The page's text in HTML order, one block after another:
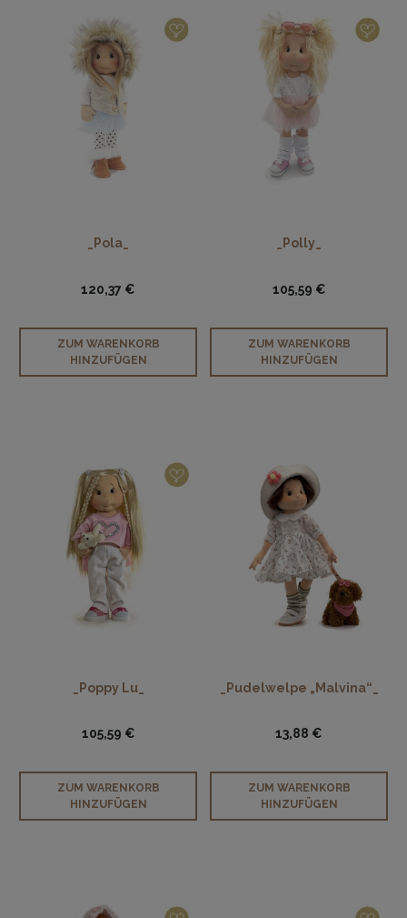
_Pola_
120,37 €
ZUM WARENKORB
HINZUFÜGEN
_Polly_
105,59 €
ZUM WARENKORB
HINZUFÜGEN
_Poppy Lu_
105,59 €
ZUM WARENKORB
HINZUFÜGEN
_Pudelwelpe „Malvina“_
13,88 €
ZUM WARENKORB
HINZUFÜGEN